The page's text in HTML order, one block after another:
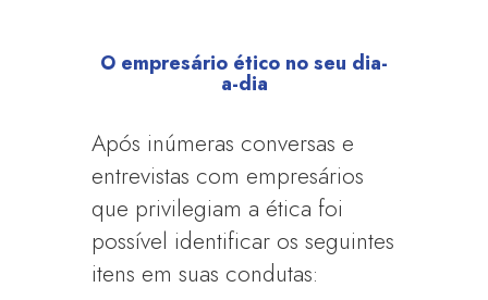
O empresário ético no seu dia-
a-dia
Após inúmeras conversas e
entrevistas com empresários
que privilegiam a ética foi
possível identificar os seguintes
itens em suas condutas: